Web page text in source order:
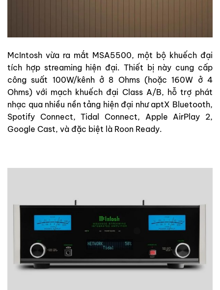
McIntosh vừa ra mắt MSA5500, một bộ khuếch đại
tích hợp streaming hiện đại. Thiết bị này cung cấp
công suất 100W/kênh ở 8 Ohms (hoặc 160W ở 4
Ohms) với mạch khuếch đại Class A/B, hỗ trợ phát
nhạc qua nhiều nền tảng hiện đại như aptX Bluetooth,
Spotify Connect, Tidal Connect, Apple AirPlay 2,
Google Cast, và đặc biệt là Roon Ready.